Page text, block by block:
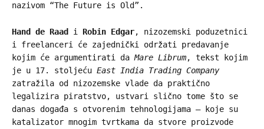
nazivom “The Future is Old”.
Hand de Raad i Robin Edgar, nizozemski poduzetnici
i freelanceri će zajednički održati predavanje
kojim će argumentirati daMare Librum, tekst kojim
je u 17. stoljeću East India Trading Company
zatražila od nizozemske vlade da praktično
legalizira piratstvo, ustvari slično tome što se
danas događa s otvorenim tehnologijama – koje su
katalizator mnogim tvrtkama da stvore proizvode